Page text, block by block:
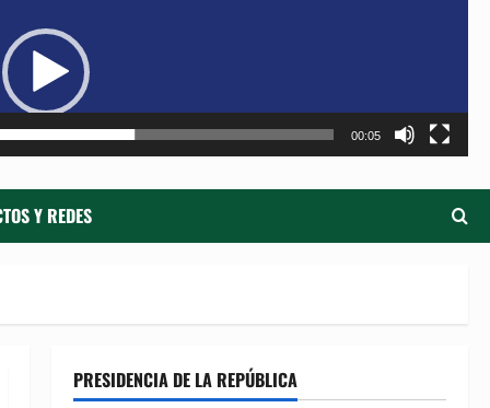
00:05
Y REDES
PRESIDENCIA DE LA REPÚBLICA